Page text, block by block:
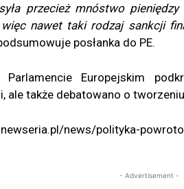
przecież mnóstwo
nawet taki rodzaj sankcji
posłanka do PE.
Europejskim
ale także debatowano o
news/polityka-
- Advertisement -